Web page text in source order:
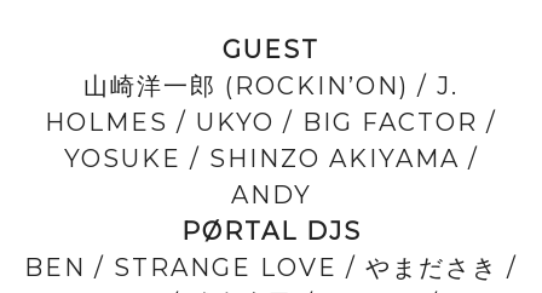
GUEST
山崎洋一郎 (ROCKIN’ON) / J.
HOLMES / UKYO / BIG FACTOR /
YOSUKE / SHINZO AKIYAMA /
ANDY
PØRTAL DJS
BEN / STRANGE LOVE / やまださき /